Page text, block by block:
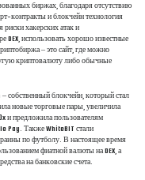
биржах, благодаря отсутствию
контракты и блокчейн технология
риски хакерских атак и
использовать хорошо известные
– это сайт, где можно
криптовалюту либо обычные
собственный блокчейн, который стал
новые торговые пары, увеличила
и предложила пользователям
Pay. Также WhiteBIT стали
по футболу. В настоящее время
фиатной валюты на DEX, а
на банковские счета.